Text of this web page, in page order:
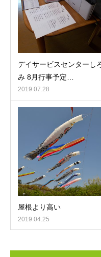
デイサービスセンターし
み 8月行事予定…
2019.07.28
屋根より高い
2019.04.25